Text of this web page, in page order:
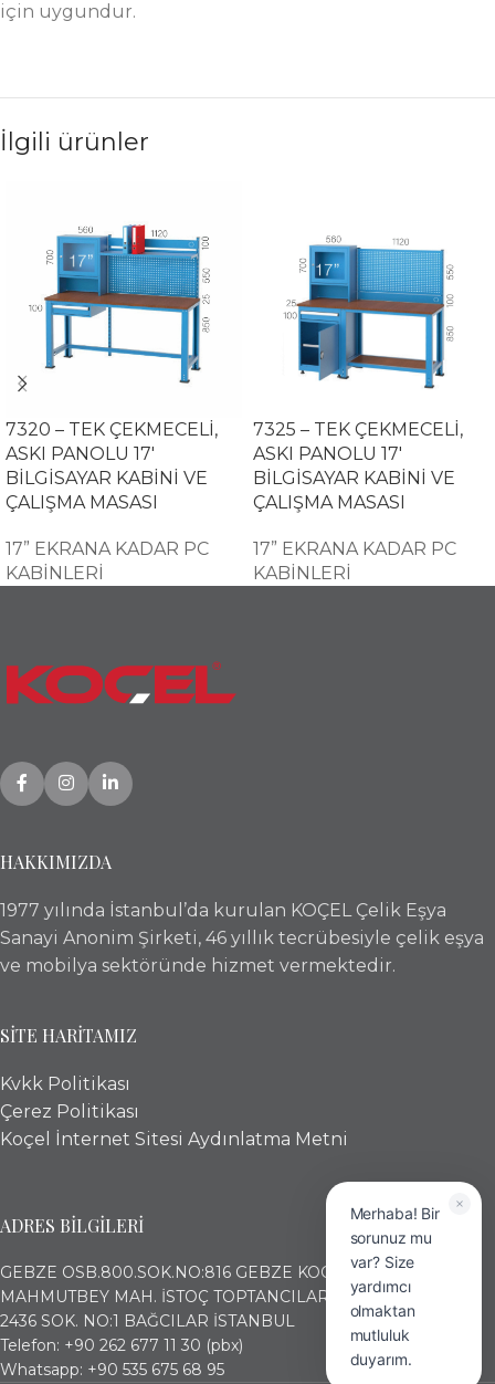
için uygundur.
İlgili ürünler
7320 – TEK ÇEKMECELİ,
ASKI PANOLU 17′
BİLGİSAYAR KABİNİ VE
ÇALIŞMA MASASI
17” EKRANA KADAR PC
KABİNLERİ
7325 – TEK ÇEKMECELİ,
ASKI PANOLU 17′
BİLGİSAYAR KABİNİ VE
ÇALIŞMA MASASI
17” EKRANA KADAR PC
KABİNLERİ
HAKKIMIZDA
1977 yılında İstanbul’da kurulan KOÇEL Çelik Eşya
Sanayi Anonim Şirketi, 46 yıllık tecrübesiyle çelik eşya
ve mobilya sektöründe hizmet vermektedir.
SİTE HARİTAMIZ
Kvkk Politikası
Çerez Politikası
Koçel İnternet Sitesi Aydınlatma Metni
ADRES BİLGİLERİ
GEBZE OSB.800.SOK.NO:816 GEBZE KOCAELİ
MAHMUTBEY MAH. İSTOÇ TOPTANCILAR ÇARŞISI (17. ADA)
2436 SOK. NO:1 BAĞCILAR İSTANBUL
Telefon: +90 262 677 11 30 (pbx)
Whatsapp: +90 535 675 68 95
Merhaba! Bir
sorunuz mu
var? Size
yardımcı
olmaktan
mutluluk
duyarım.